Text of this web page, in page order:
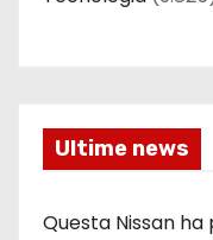
Ultime news
Questa Nissan